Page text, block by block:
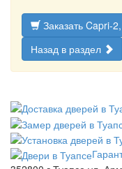
Заказать Capri-
Назад в раздел